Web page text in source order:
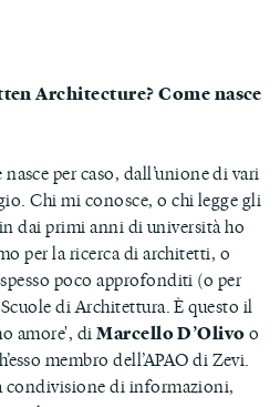
Architecture? Come nasce
nasce per caso, dall’unione di vari
Chi mi conosce, o chi legge gli
dai primi anni di università ho
per la ricerca di architetti, o
poco approfonditi (o per
di Architettura. È questo il
amore', diMarcello D’Olivoo
membro dell’APAO di Zevi.
condivisione di informazioni,